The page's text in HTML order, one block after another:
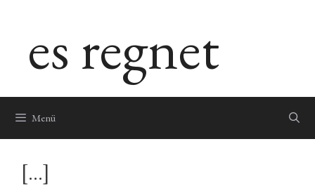
springenes regnet
Menü
[…]